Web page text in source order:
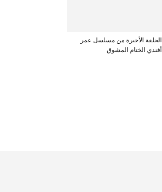
الحلقة الأخيرة من مسلسل عمر
أفندي الختام المشوق